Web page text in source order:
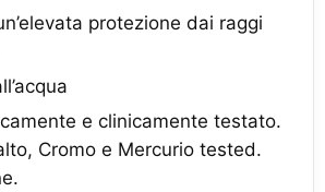
protezione dai raggi
e clinicamente testato.
Cromo e Mercurio tested.